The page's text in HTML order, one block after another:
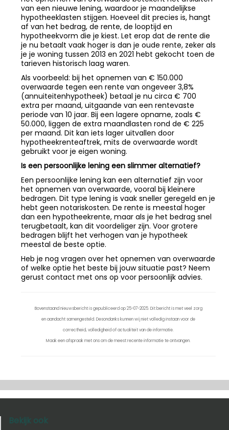
van een nieuwe lening, waardoor je maandelijkse
hypotheeklasten stijgen. Hoeveel dit precies is, hangt
af van het bedrag, de rente, de looptijd en
hypotheekvorm die je kiest. Let erop dat de rente die
je nu betaalt vaak hoger is dan je oude rente, zeker als
je je woning tussen 2013 en 2021 hebt gekocht toen de
tarieven historisch laag waren.
Als voorbeeld: bij het opnemen van € 150.000
overwaarde tegen een rente van ongeveer 3,8%
(annuiteitenhypotheek) betaal je nu circa € 700
extra per maand, uitgaande van een rentevaste
periode van 10 jaar. Bij een lagere opname, zoals €
50.000, liggen de extra maandlasten rond de € 225
per maand. Dit kan iets lager uitvallen door
hypotheekrenteaftrek, mits de overwaarde wordt
gebruikt voor je eigen woning.
Is een persoonlijke lening een slimmer alternatief?
Een persoonlijke lening kan een alternatief zijn voor
het opnemen van overwaarde, vooral bij kleinere
bedragen. Dit type lening is vaak sneller geregeld en je
hebt geen notariskosten. De rente is meestal hoger
dan een hypotheekrente, maar als je het bedrag snel
terugbetaalt, kan dit voordeliger zijn. Voor grotere
bedragen blijft het verhogen van je hypotheek
meestal de beste optie.
Heb je nog vragen over het opnemen van overwaarde
of welke optie het beste bij jouw situatie past? Neem
gerust contact met ons op voor persoonlijk advies.
Bovenstaand nieuwsbericht is gepubliceerd op 25-07-2025. Dit bericht is met veel zorg
en aandacht samengesteld. Desondanks kunnen wij niet volledig instaan voor de
correctheid, volledigheid of actualiteit van de informatie.
Maak een afspraak met ons om de meest recente informatie te ontvangen.
Bekijk ook